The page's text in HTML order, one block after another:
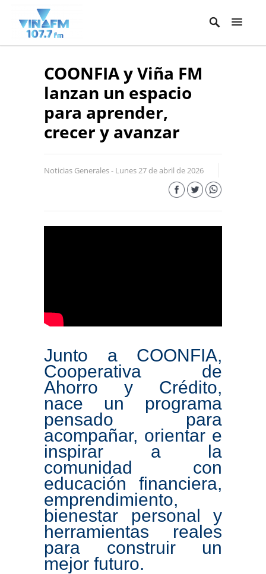
COONFIA y Viña FM
lanzan un espacio
para aprender,
crecer y avanzar
Noticias Generales - Lunes 27 de abril de 2026
Junto a COONFIA,
Cooperativa de
Ahorro y Crédito,
nace un programa
pensado para
acompañar, orientar e
inspirar a la
comunidad con
educación financiera,
emprendimiento,
bienestar personal y
herramientas reales
para construir un
mejor futuro.